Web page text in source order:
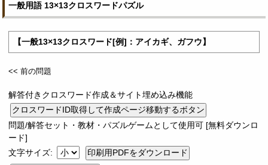
一般用語 13×13クロスワードパズル
【一般13×13クロスワード[例]：アイカギ、ガフウ】
<< 前の問題
解答付きクロスワード作成＆サイト埋め込み機能
問題/解答セット・教材・パズルゲームとして使用可 [無料ダウンロ
ード]
文字サイズ: